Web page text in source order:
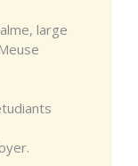
large